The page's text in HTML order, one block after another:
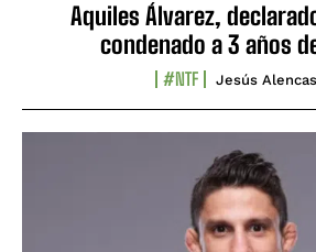
Aquiles Álvarez,
condenado a 3 años
#NTF Jesús